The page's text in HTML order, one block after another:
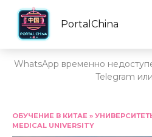
PortalChina
WhatsApp временно
Telegram
содержанию
ОБУЧЕНИЕ В КИТАЕ »
MEDICAL UNIVERSITY